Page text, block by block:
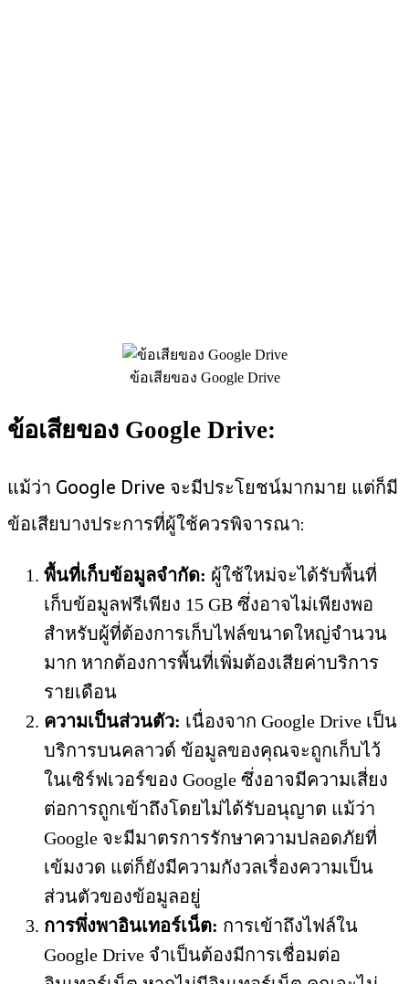
ข้อเสียของ Google Drive
ข้อเสียของ Google Drive:
แม้ว่า Google Drive จะมีประโยชน์มากมาย แต่ก็มี
ข้อเสียบางประการที่ผู้ใช้ควรพิจารณา:
พื้นที่เก็บข้อมูลจำกัด: ผู้ใช้ใหม่จะได้รับพื้นที่
เก็บข้อมูลฟรีเพียง 15 GB ซึ่งอาจไม่เพียงพอ
สำหรับผู้ที่ต้องการเก็บไฟล์ขนาดใหญ่จำนวน
มาก หากต้องการพื้นที่เพิ่มต้องเสียค่าบริการ
รายเดือน
ความเป็นส่วนตัว: เนื่องจาก Google Drive เป็น
บริการบนคลาวด์ ข้อมูลของคุณจะถูกเก็บไว้
ในเซิร์ฟเวอร์ของ Google ซึ่งอาจมีความเสี่ยง
ต่อการถูกเข้าถึงโดยไม่ได้รับอนุญาต แม้ว่า
Google จะมีมาตรการรักษาความปลอดภัยที่
เข้มงวด แต่ก็ยังมีความกังวลเรื่องความเป็น
ส่วนตัวของข้อมูลอยู่
การพึ่งพาอินเทอร์เน็ต: การเข้าถึงไฟล์ใน
Google Drive จำเป็นต้องมีการเชื่อมต่อ